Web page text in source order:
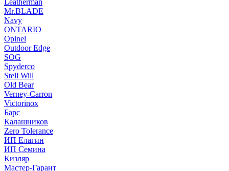
Leatherman
Mr.BLADE
Navy
ONTARIO
Opinel
Outdoor Edge
SOG
Spyderco
Stell Will
Old Bear
Verney-Carron
Victorinox
Барс
Калашников
Zero Tolerance
ИП Елагин
ИП Семина
Кизляр
Мастер-Гарант